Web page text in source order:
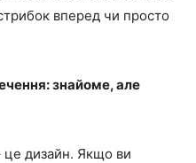
вперед чи просто
знайоме, але
це дизайн. Якщо ви